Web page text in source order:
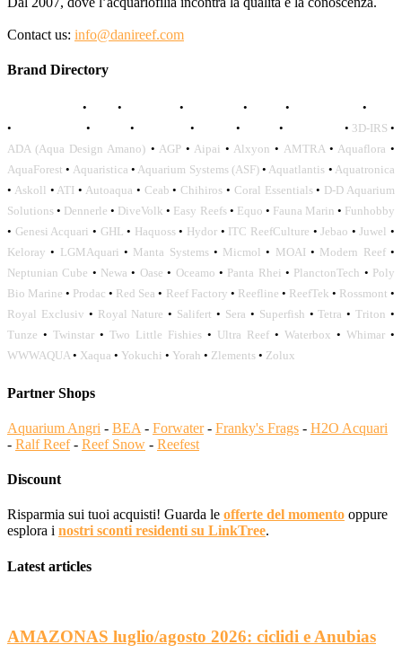
Contact us: info@danireef.com
Brand Directory
• • • • • •
•
• • • • • • 3D-IRS •
ADA (Aqua Design Amano) • AGP• Aipai • Alxyon • AMTRA• Aquaflora •
AquaForest • Aquaristica • Aquarium Systems (ASF)• Aquatlantis • Aquatronica
• Askoll • ATI • Autoaqua • Ceab • Chihiros • Coral Essentials• D-D Aquarium
Solutions • Dennerle • DiveVolk • Easy Reefs• Equo • Fauna Marin • Funhobby
• Genesi Acquari • GHL • Haquoss• Hydor • ITC ReefCulture •Jebao •Juwel •
Keloray • LGMAquari • Manta Systems• Micmol • MOAI • Modern Reef•
Neptunian Cube • Newa • Oase • Oceamo • Panta Rhei • PlanctonTech • Poly
Bio Marine • Prodac • Red Sea • Reef Factory • Reefline • ReefTek • Rossmont •
Royal Exclusiv • Royal Nature • Salifert • Sera • Superfish •Tetra •Triton •
Tunze • Twinstar • Two Little Fishies • Ultra Reef • Waterbox • Whimar •
WWWAQUA• Xaqua • Yokuchi • Yorah • Zlements • Zolux
Partner Shops
Aquarium Angri - BEA - Forwater- Franky's Frags - H2O Acquari
- Ralf Reef- Reef Snow - Reefest
Discount
Risparmia sui tuoi acquisti! Guarda le offerte del momento oppure
esplora i nostri sconti residenti su LinkTree.
Latest articles
AMAZONAS luglio/agosto 2026: ciclidi e Anubias